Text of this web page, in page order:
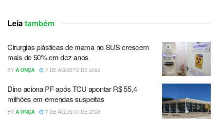
Leia também
Cirurgias plásticas de mama no SUS crescem
mais de 50% em dez anos
BY A ONÇA 7 DE AGOSTO DE 2026
Dino aciona PF após TCU apontar R$ 55,4
milhões em emendas suspeitas
BY A ONÇA 7 DE AGOSTO DE 2026